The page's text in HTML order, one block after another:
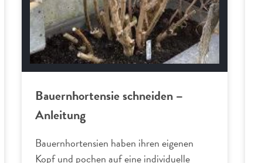
Bauernhortensie schneiden –
Anleitung
Bauernhortensien haben ihren eigenen
Kopf und pochen auf eine individuelle